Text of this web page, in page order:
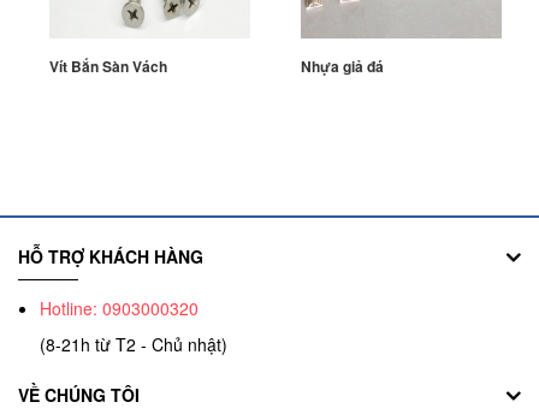
Vít Bắn Sàn Vách Nhựa giả đá
HỖ TRỢ KHÁCH HÀNG
Hotline: 0903000320
(8-21h từ T2 - Chủ nhật)
VỀ CHÚNG TÔI